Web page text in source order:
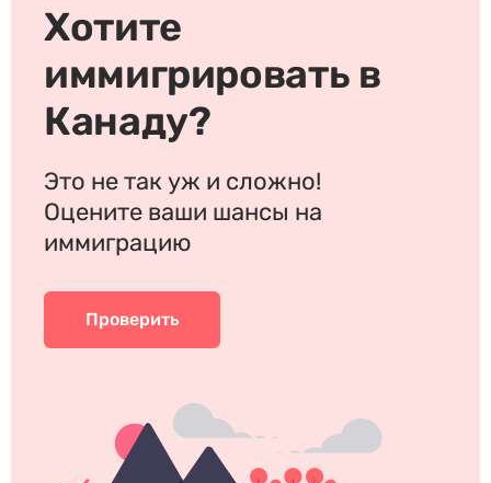
Хотите
иммигрировать в
Канаду?
Это не так уж и сложно!
Оцените ваши шансы на
иммиграцию
Проверить